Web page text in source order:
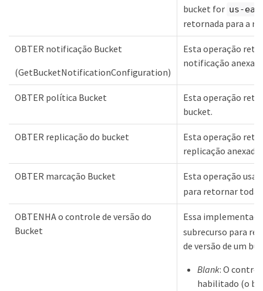
bucket for us-
retornada para a
OBTER notificação Bucket
(GetBucketNotificationConfiguration)
Esta operação
notificação
OBTER política Bucket
Esta operação
bucket.
OBTER replicação do bucket
Esta operação
replicação anexada
OBTER marcação Bucket
Esta operação usa
para retornar
OBTENHA o controle de versão do
Bucket
Essa
subrecurso para
de versão de um
Blank: O
habilitado (o